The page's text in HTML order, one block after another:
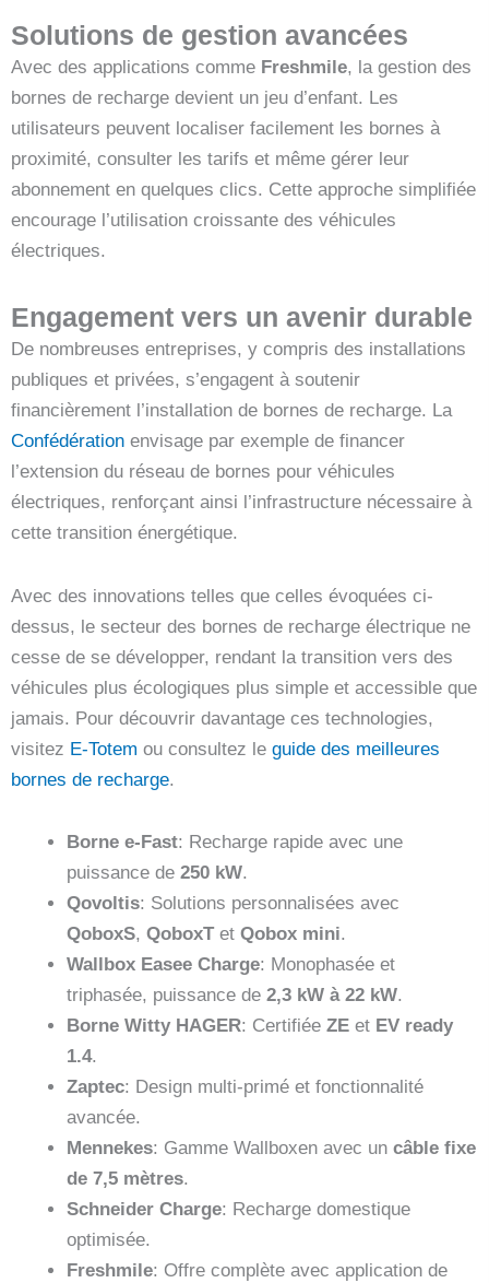
Solutions de gestion avancées
Avec des applications comme Freshmile, la gestion des
bornes de recharge devient un jeu d’enfant. Les
utilisateurs peuvent localiser facilement les bornes à
proximité, consulter les tarifs et même gérer leur
abonnement en quelques clics. Cette approche simplifiée
encourage l’utilisation croissante des véhicules
électriques.
Engagement vers un avenir durable
De nombreuses entreprises, y compris des installations
publiques et privées, s’engagent à soutenir
financièrement l’installation de bornes de recharge. La
Confédération envisage par exemple de financer
l’extension du réseau de bornes pour véhicules
électriques, renforçant ainsi l’infrastructure nécessaire à
cette transition énergétique.
Avec des innovations telles que celles évoquées ci-
dessus, le secteur des bornes de recharge électrique ne
cesse de se développer, rendant la transition vers des
véhicules plus écologiques plus simple et accessible que
jamais. Pour découvrir davantage ces technologies,
visitez E-Totem ou consultez le guide des meilleures
bornes de recharge.
Borne e-Fast: Recharge rapide avec une
puissance de 250 kW.
Qovoltis: Solutions personnalisées avec
QoboxS, QoboxTet Qobox mini.
Wallbox Easee Charge: Monophasée et
triphasée, puissance de 2,3 kW à 22 kW.
Borne Witty HAGER: Certifiée ZE et EV ready
1.4.
Zaptec: Design multi-primé et fonctionnalité
avancée.
Mennekes: Gamme Wallboxen avec un câble fixe
de 7,5 mètres.
Schneider Charge: Recharge domestique
optimisée.
Freshmile: Offre complète avec application de